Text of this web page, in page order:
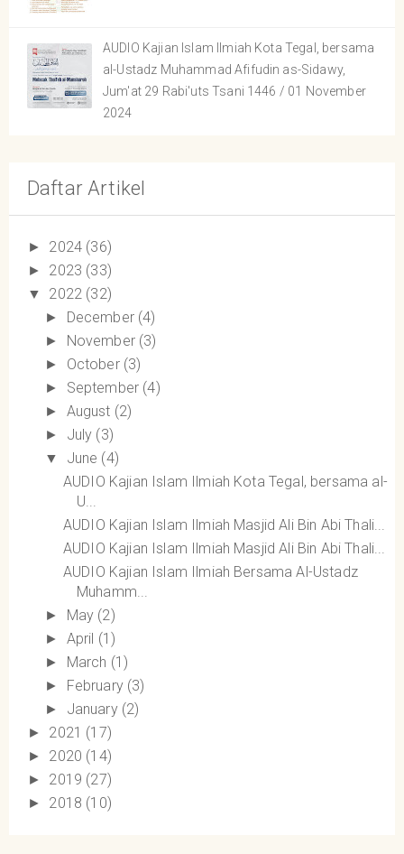
AUDIO Kajian Islam Ilmiah Kota Tegal, bersama
al-Ustadz Muhammad Afifudin as-Sidawy,
Jum'at 29 Rabi'uts Tsani 1446 / 01 November
2024
Daftar Artikel
► 2024 (36)
► 2023 (33)
▼ 2022 (32)
► December (4)
► November (3)
► October (3)
► September (4)
► August (2)
► July (3)
▼ June (4)
AUDIO Kajian Islam Ilmiah Kota Tegal, bersama al-
U...
AUDIO Kajian Islam Ilmiah Masjid Ali Bin Abi Thali...
AUDIO Kajian Islam Ilmiah Masjid Ali Bin Abi Thali...
AUDIO Kajian Islam Ilmiah Bersama Al-Ustadz
Muhamm...
► May (2)
► April (1)
► March (1)
► February (3)
► January (2)
► 2021 (17)
► 2020 (14)
► 2019 (27)
► 2018 (10)